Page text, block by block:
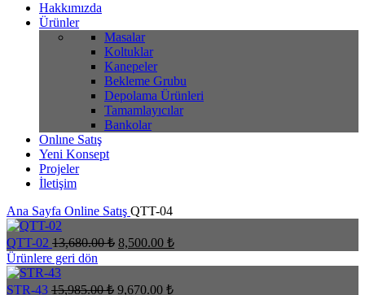
Hakkımızda
Ürünler
Masalar
Koltuklar
Kanepeler
Bekleme Grubu
Depolama Ürünleri
Tamamlayıcılar
Bankolar
Onlıne Satış
Yeni Konsept
Projeler
İletişim
Ana Sayfa Online Satış QTT-04
QTT-02 13,680.00₺ Orijinal
fiyat:
8,500.00 ₺Şu
andaki
fiyat:
Ürünlere geri dön
STR-43 15,985.00₺ Orijinal
9,670.00 ₺Şu